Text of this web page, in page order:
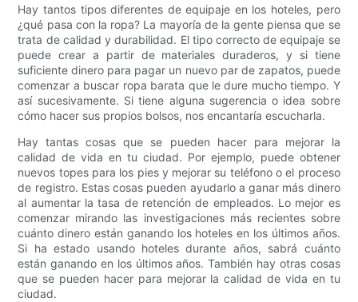
Hay tantos tipos diferentes de equipaje en los hoteles, pero
¿qué pasa con la ropa? La mayoría de la gente piensa que se
trata de calidad y durabilidad. El tipo correcto de equipaje se
puede crear a partir de materiales duraderos, y si tiene
suficiente dinero para pagar un nuevo par de zapatos, puede
comenzar a buscar ropa barata que le dure mucho tiempo. Y
así sucesivamente. Si tiene alguna sugerencia o idea sobre
cómo hacer sus propios bolsos, nos encantaría escucharla.
Hay tantas cosas que se pueden hacer para mejorar la
calidad de vida en tu ciudad. Por ejemplo, puede obtener
nuevos topes para los pies y mejorar su teléfono o el proceso
de registro. Estas cosas pueden ayudarlo a ganar más dinero
al aumentar la tasa de retención de empleados. Lo mejor es
comenzar mirando las investigaciones más recientes sobre
cuánto dinero están ganando los hoteles en los últimos años.
Si ha estado usando hoteles durante años, sabrá cuánto
están ganando en los últimos años. También hay otras cosas
que se pueden hacer para mejorar la calidad de vida en tu
ciudad.